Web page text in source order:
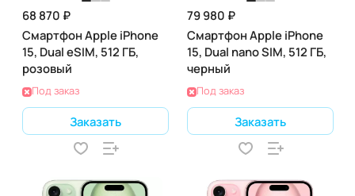
68 870 ₽
Смартфон Apple iPhone
15, Dual eSIM, 512 ГБ,
розовый
Под заказ
Заказать
79 980 ₽
Смартфон Apple iPhone
15, Dual nano SIM, 512 ГБ,
черный
Под заказ
Заказать